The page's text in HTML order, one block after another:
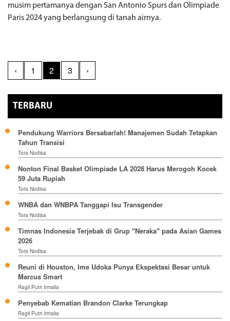
musim pertamanya dengan San Antonio Spurs dan Olimpiade
Paris 2024 yang berlangsung di tanah airnya.
‹ 1 2 3 ›
TERBARU
Pendukung Warriors Bersabarlah! Manajemen Sudah Tetapkan
Tahun Transisi
Tora Nodisa
Nonton Final Basket Olimpiade LA 2028 Harus Merogoh Kocek
59 Juta Rupiah
Tora Nodisa
WNBA dan WNBPA Tanggapi Isu Transgender
Tora Nodisa
Timnas Indonesia Terjebak di Grup "Neraka" pada Asian Games
2026
Tora Nodisa
Reuni di Houston, Ime Udoka Punya Ekspektasi Besar untuk
Marcus Smart
Ragil Putri Irmalia
Penyebab Kematian Brandon Clarke Terungkap
Ragil Putri Irmalia